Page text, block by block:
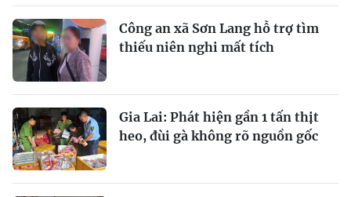
Công an xã Sơn Lang hỗ trợ tìm
thiếu niên nghi mất tích
Gia Lai: Phát hiện gần 1 tấn thịt
heo, đùi gà không rõ nguồn gốc